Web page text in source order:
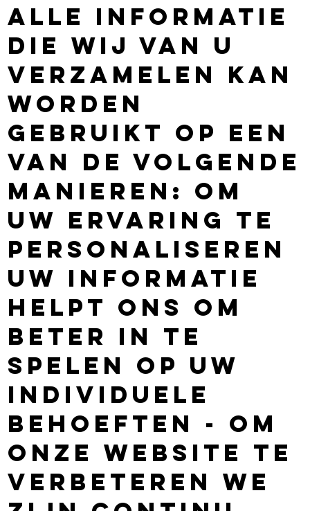
Alle informatie
die wij van u
verzamelen kan
worden
gebruikt op een
van de volgende
manieren: Om
uw ervaring te
personaliseren
Uw informatie
helpt ons om
beter in te
spelen op uw
individuele
behoeften - Om
onze website te
verbeteren We